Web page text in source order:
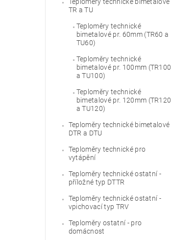
Teploměry technické bimetalové
TR a TU
Teploměry technické
bimetalové pr. 60mm (TR60 a
TU60)
Teploměry technické
bimetalové pr. 100mm (TR100
a TU100)
Teploměry technické
bimetalové pr. 120mm (TR120
a TU120)
Teploměry technické bimetalové
DTR a DTU
Teploměry technické pro
vytápění
Teploměry technické ostatní -
příložné typ DTTR
Teploměry technické ostatní -
vpichovací typ TRV
Teploměry ostatní - pro
domácnost